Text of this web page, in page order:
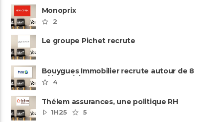
Monoprix
2
Le groupe Pichet recrute
Bouygues Immobilier recrute autour de 8
pôles métiers
4
Thélem assurances, une politique RH
ambitieuse
1H25 5